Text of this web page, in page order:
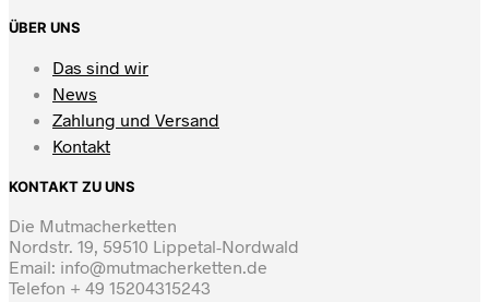
ÜBER UNS
Das sind wir
News
Zahlung und Versand
Kontakt
KONTAKT ZU UNS
Die Mutmacherketten
Nordstr. 19, 59510 Lippetal-Nordwald
Email: info@mutmacherketten.de
Telefon + 49 15204315243